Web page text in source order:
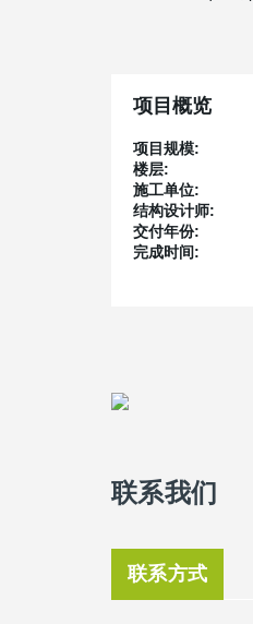
项目概览
项目规模:
楼层:
施工单位:
结构设计师:
交付年份:
完成时间:
联系我们
联系方式